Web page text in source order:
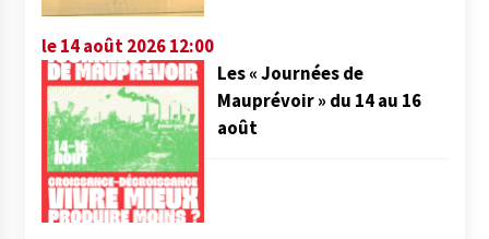
le 14 août 2026 12:00
Les « Journées de
Mauprévoir » du 14 au 16
août